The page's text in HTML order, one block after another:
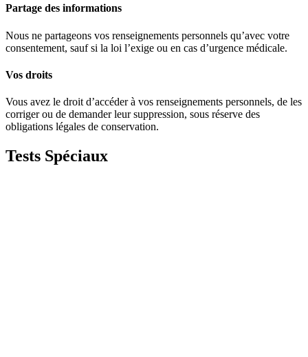
Partage des informations
Nous ne partageons vos renseignements personnels qu’avec votre
consentement, sauf si la loi l’exige ou en cas d’urgence médicale.
Vos droits
Vous avez le droit d’accéder à vos renseignements personnels, de les
corriger ou de demander leur suppression, sous réserve des
obligations légales de conservation.
Tests Spéciaux